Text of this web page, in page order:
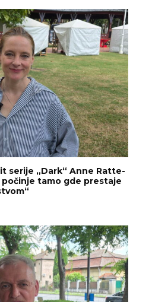
serije „Dark“ Anne Ratte-
počinje tamo gde prestaje